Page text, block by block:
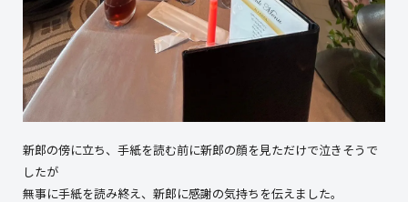
新郎の傍に立ち、手紙を読む前に新郎の顔を見ただけで泣きそうで
したが
無事に手紙を読み終え、新郎に感謝の気持ちを伝えました。